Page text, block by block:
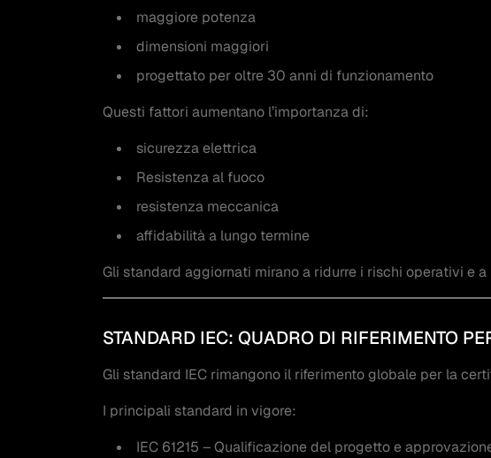
maggiore potenza
dimensioni maggiori
progettato per oltre 30 anni di funzionamento
Questi fattori aumentano l’importanza di:
sicurezza elettrica
Resistenza al fuoco
resistenza meccanica
affidabilità a lungo termine
Gli standard aggiornati mirano a ridurre i rischi operativi e
STANDARD IEC: QUADRO DI RIFERIMENTO
Gli standard IEC rimangono il riferimento globale per la
I principali standard in vigore:
IEC 61215 – Qualificazione del progetto e